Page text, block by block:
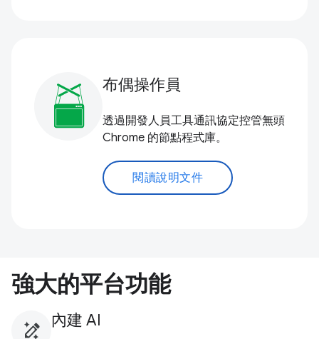
布偶操作員
透過開發人員工具通訊協定控管無頭
Chrome 的節點程式庫。
閱讀說明文件
強大的平台功能
內建 AI